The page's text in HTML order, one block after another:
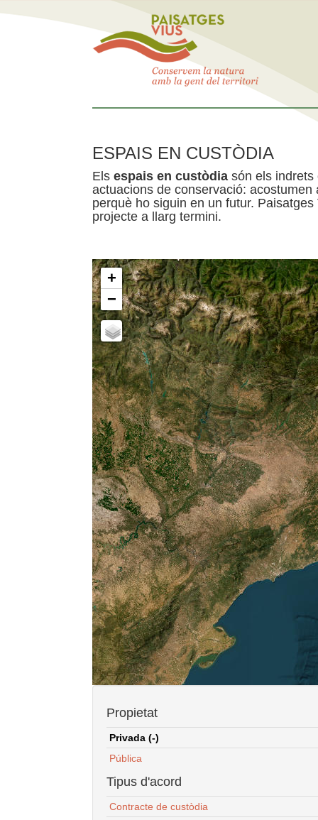
ESPAIS EN CUSTÒDIA
Els espais en custòdia són els indrets
actuacions de conservació:
perquè ho siguin en un futur.
projecte a llarg termini.
+
−
Propietat
Privada (-)
Pública
Tipus d'acord
Contracte de custòdia